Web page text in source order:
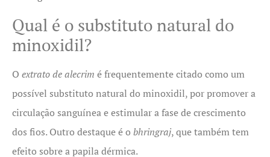
Qual é o substituto natural do
minoxidil?
O extrato de alecrim é frequentemente citado como um
possível substituto natural do minoxidil, por promover a
circulação sanguínea e estimular a fase de crescimento
dos fios. Outro destaque é o bhringraj, que também tem
efeito sobre a papila dérmica.